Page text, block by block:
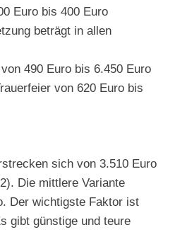
Euro bis 400 Euro
beträgt in allen
490 Euro bis 6.450 Euro
von 620 Euro bis
sich von 3.510 Euro
Die mittlere Variante
Der wichtigste Faktor ist
gibt günstige und teure